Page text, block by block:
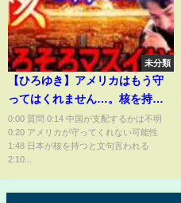
未分類
【ひろゆき】アメリカはもう守
ってはくれません…。核を持っ
て自衛しなければ「その時」が
来たら日本は終わる【切り抜き/
思考】
0:00 質問 0:14 中国が支配するかは不明
0:20 アメリカが守ってくれない可能性
1:48 日本が核を持つと文句言われる
2:10...